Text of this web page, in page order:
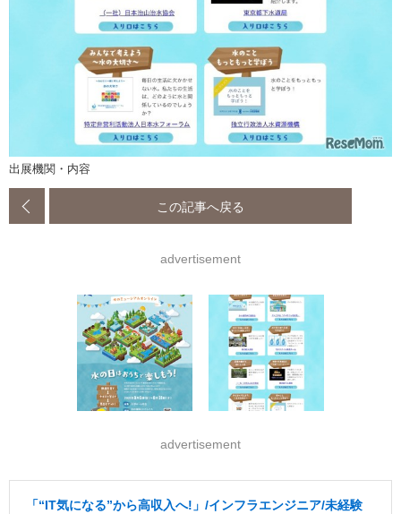
出展機関・内容
この記事へ戻る
advertisement
advertisement
「“IT気になる”から高収入へ!」/インフラエンジニア/未経験